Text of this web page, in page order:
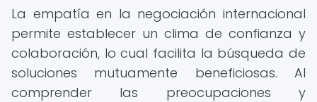
La empatía en la negociación internacional
permite establecer un clima de confianza y
colaboración, lo cual facilita la búsqueda de
soluciones mutuamente beneficiosas. Al
comprender las preocupaciones y